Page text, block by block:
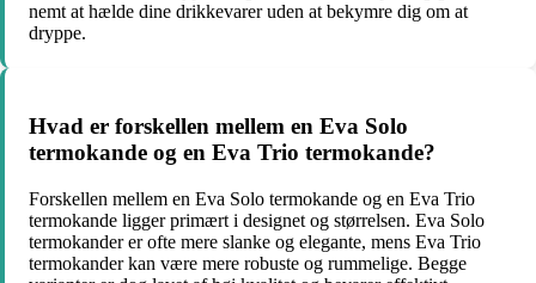
nemt at hælde dine drikkevarer uden at bekymre dig om at
dryppe.
Hvad er forskellen mellem en Eva Solo
termokande og en Eva Trio termokande?
Forskellen mellem en Eva Solo termokande og en Eva Trio
termokande ligger primært i designet og størrelsen. Eva Solo
termokander er ofte mere slanke og elegante, mens Eva Trio
termokander kan være mere robuste og rummelige. Begge